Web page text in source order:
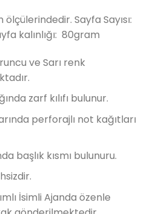
Sayfa Sayısı:
kalınlığı: 80gram
ve Sarı renk
zarf kılıfı bulunur.
perforajlı not kağıtları
başlık kısmı bulunuru.
İsimli Ajanda özenle